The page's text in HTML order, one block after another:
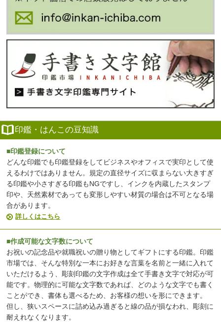
印鑑・はんこの豆知識
■印鑑登録について
どんな印鑑でも印鑑登録をしてビジネスやオフィスで実印として使
えるわけではありません。規定の直径サイズに収まらない大きすぎ
る印鑑や小さすぎる印鑑もNGですし、インクを内蔵したスタンプ
印や、天然素材であっても変形しやすい材質の場合は不可となる場
合があります。
詳しくはこちら
■作成可能な文字数について
お祝いの記念品や就職祝いの贈り物としてギフトにする印鑑。印鑑
市場では、そんな特別な一本にお好きな言葉を名前と一緒に入れて
いただけるよう、彫刻印鑑の文字作成は全て手書き文字で対応が可
能です。物理的に可能な文字数であれば、どのような文字でも書く
ことができ、書体も選べるため、お客様の想いを形にできます。
但し、狭いスペースに詰め込み過ぎると線の品が損なわれ、彫刻に
耐えれなくなります。